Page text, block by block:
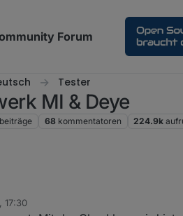
Forum
Tester
MI & Deye
beiträge 68 kommentatoren 224.9k
großartige Arbeit! Ich nutze einen
17:30